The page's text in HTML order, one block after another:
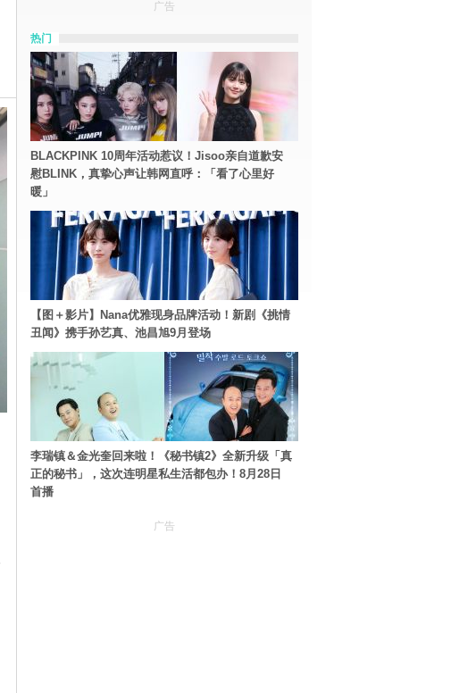
广告
热门
BLACKPINK 10周年活动惹议！Jisoo亲自道歉安
慰BLINK，真挚心声让韩网直呼：「看了心里好
暖」
【图＋影片】Nana优雅现身品牌活动！新剧《挑情
丑闻》携手孙艺真、池昌旭9月登场
李瑞镇＆金光奎回来啦！《秘书镇2》全新升级「真
正的秘书」，这次连明星私生活都包办！8月28日
首播
广告